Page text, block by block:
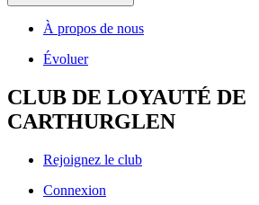
À propos de nous
Évoluer
CLUB DE LOYAUTÉ DE
CARTHURGLEN
Rejoignez le club
Connexion